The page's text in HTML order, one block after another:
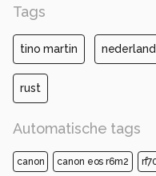
Tags
tino martin
rust
Automatische tags
canon canon eos r6m2